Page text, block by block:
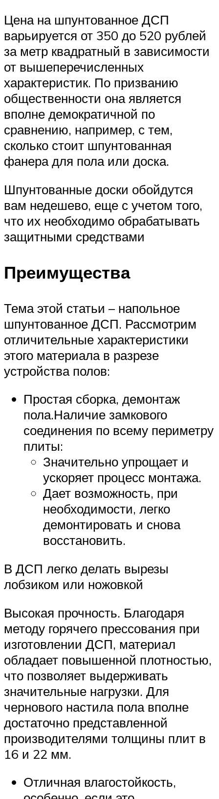
Цена на шпунтованное ДСП
варьируется от 350 до 520 рублей
за метр квадратный в зависимости
от вышеперечисленных
характеристик. По призванию
общественности она является
вполне демократичной по
сравнению, например, с тем,
сколько стоит шпунтованная
фанера для пола или доска.
Шпунтованные доски обойдутся
вам недешево, еще с учетом того,
что их необходимо обрабатывать
защитными средствами
Преимущества
Тема этой статьи – напольное
шпунтованное ДСП. Рассмотрим
отличительные характеристики
этого материала в разрезе
устройства полов:
Простая сборка, демонтаж
пола.Наличие замкового
соединения по всему периметру
плиты:
Значительно упрощает и
ускоряет процесс монтажа.
Дает возможность, при
необходимости, легко
демонтировать и снова
восстановить.
В ДСП легко делать вырезы
лобзиком или ножовкой
Высокая прочность. Благодаря
методу горячего прессования при
изготовлении ДСП, материал
обладает повышенной плотностью,
что позволяет выдерживать
значительные нагрузки. Для
чернового настила пола вполне
достаточно представленной
производителями толщины плит в
16 и 22 мм.
Отличная влагостойкость,